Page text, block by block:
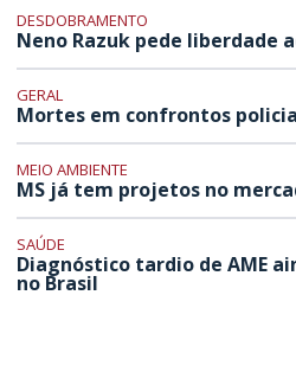
DESDOBRAMENTO
Neno Razuk pede liberdade
GERAL
Mortes em confrontos
MEIO AMBIENTE
MS já tem projetos no
SAÚDE
Diagnóstico tardio de AME
no Brasil